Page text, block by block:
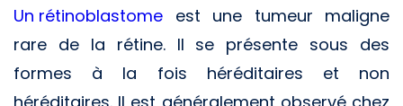
Un rétinoblastome est une tumeur maligne
rare de la rétine. Il se présente sous des
formes à la fois héréditaires et non